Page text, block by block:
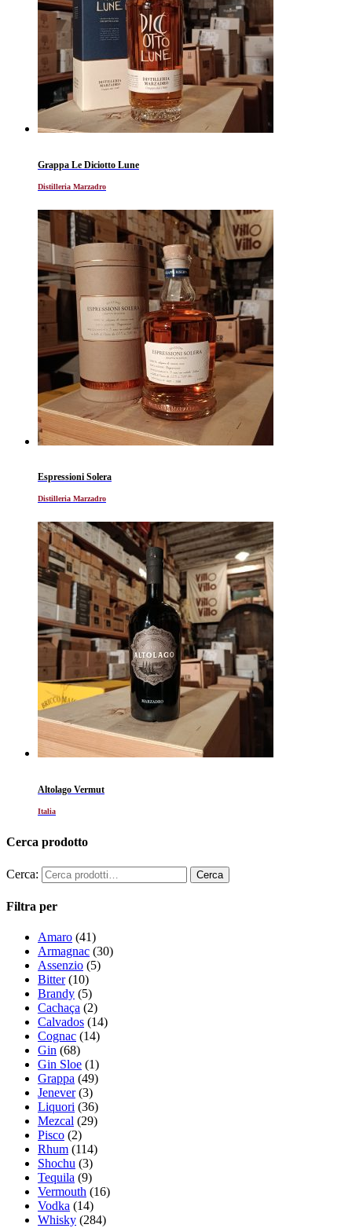
Grappa Le Diciotto Lune
Distilleria Marzadro
Espressioni Solera
Distilleria Marzadro
Altolago Vermut
Italia
Cerca prodotto
Cerca:
Filtra per
Amaro (41)
Armagnac (30)
Assenzio (5)
Bitter (10)
Brandy (5)
Cachaça (2)
Calvados (14)
Cognac (14)
Gin (68)
Gin Sloe (1)
Grappa (49)
Jenever (3)
Liquori (36)
Mezcal (29)
Pisco (2)
Rhum (114)
Shochu (3)
Tequila (9)
Vermouth (16)
Vodka (14)
Whisky (284)